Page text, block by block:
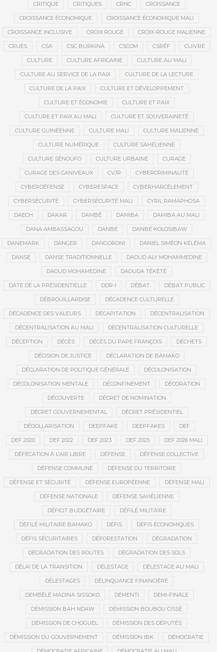
CRITIQUE CRITIQUES CRNC CROISSANCE
CROISSANCE ÉCONOMIQUE CROISSANCE ÉCONOMIQUE MALI
CROISSANCE INCLUSIVE CROIX ROUGE CROIX-ROUGE MALIENNE
CRUES CSA CSC BURKINA CSCOM CSRÉF CUIVRE
CULTURE CULTURE AFRICAINE CULTURE AU MALI
CULTURE AU SERVICE DE LA PAIX CULTURE DE LA LECTURE
CULTURE DE LA PAIX CULTURE ET DÉVELOPPEMENT
CULTURE ET ÉCONOMIE CULTURE ET PAIX
CULTURE ET PAIX AU MALI CULTURE ET SOUVERAINETÉ
CULTURE GUINÉENNE CULTURE MALI CULTURE MALIENNE
CULTURE NUMÉRIQUE CULTURE SAHÉLIENNE
CULTURE SÉNOUFO CULTURE URBAINE CURAGE
CURAGE DES CANIVEAUX CVJR CYBERCRIMINALITÉ
CYBERDÉFENSE CYBERESPACE CYBERHARCÈLEMENT
CYBERSÉCURITÉ CYBERSÉCURITÉ MALI CYRIL RAMAPHOSA
DAECH DAKAR DAMBÉ DAMIBA DAMIBA AU MALI
DANA AMBASSAGOU DANBÉ DANBÉ KOLOSIBAW
DANEMARK DANGER DANGORONI DANIEL SIMÉON KÉLÉMA
DANSE DANSE TRADITIONNELLE DAOUD ALY MOHAMMEDINE
DAOUD MOHAMEDINE DAOUDA TÉKÉTÉ
DATE DE LA PRÉSIDENTIELLE DDR-I DÉBAT DÉBAT PUBLIC
DÉBROUILLARDISE DÉCADENCE CULTURELLE
DÉCADENCE DES VALEURS DÉCAPITATION DÉCENTRALISATION
DÉCENTRALISATION AU MALI DÉCENTRALISATION CULTURELLE
DÉCEPTION DÉCÈS DÉCÈS DU PAPE FRANÇOIS DÉCHETS
DÉCISION DE JUSTICE DÉCLARATION DE BAMAKO
DÉCLARATION DE POLITIQUE GÉNÉRALE DÉCOLONISATION
DÉCOLONISATION MENTALE DÉCONFINEMENT DÉCORATION
DÉCOUVERTE DÉCRET DE NOMINATION
DÉCRET GOUVERNEMENTAL DÉCRET PRÉSIDENTIEL
DÉDOLLARISATION DEEPFAKE DEEPFAKES DEF
DEF 2020 DEF 2022 DEF 2023 DEF 2025 DEF 2026 MALI
DÉFÉCATION À L’AIR LIBRE DÉFENSE DÉFENSE COLLECTIVE
DÉFENSE COMMUNE DÉFENSE DU TERRITOIRE
DÉFENSE ET SÉCURITÉ DÉFENSE EUROPÉENNE DÉFENSE MALI
DÉFENSE NATIONALE DÉFENSE SAHÉLIENNE
DÉFICIT BUDGÉTAIRE DÉFILÉ MILITAIRE
DÉFILÉ MILITAIRE BAMAKO DÉFIS DÉFIS ÉCONOMIQUES
DÉFIS SÉCURITAIRES DÉFORESTATION DÉGRADATION
DÉGRADATION DES ROUTES DÉGRADATION DES SOLS
DÉLAI DE LA TRANSITION DÉLESTAGE DÉLESTAGE AU MALI
DÉLESTAGES DÉLINQUANCE FINANCIÈRE
DEMBÉLÉ MADINA SISSOKO DÉMENTI DEMI-FINALE
DÉMISSION BAH NDAW DÉMISSION BOUBOU CISSÉ
DÉMISSION DE CHOGUEL DÉMISSION DES DÉPUTÉS
DÉMISSION DU GOUVERNEMENT DÉMISSION IBK DÉMOCRATIE